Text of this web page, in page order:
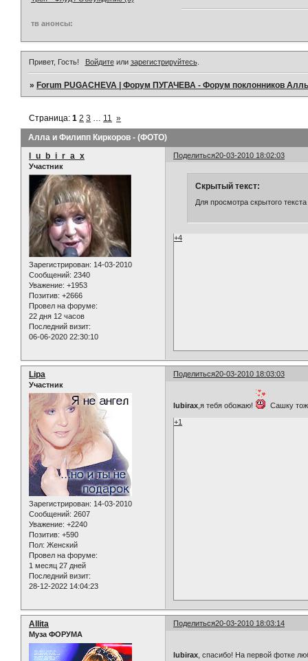
тв анонсы:
Привет, Гость! Войдитеили зарегистрируйтесь.
»Forum PUGACHEVA | Форум ПУГАЧЕВА - Форум поклонников
Алла и Филипп Киркоров - (ФОТО)
Страница:1 2 3 … 11 »
Поделиться20-03-2010 18:02:03
l_u_b_i_r_a_x
Участник
Зарегистрирован: 14-03-2010
Сообщений: 2340
Уважение: +1953
Позитив: +2666
Провел на форуме:
22 дня 12 часов
Последний визит:
06-06-2020 22:30:10
Скрытый текст:
Для просмотра скрытого
+4
Поделиться20-03-2010 18:03:03
Lipa
Участник
Зарегистрирован: 14-03-2010
Сообщений: 2607
Уважение: +2240
Позитив: +590
Пол: Женский
Провел на форуме:
1 месяц 27 дней
Последний визит:
28-12-2022 14:04:23
lubirax ,я тебя обожаю!
Сашку
+1
Поделиться20-03-2010 18:03:14
Allita
Муза ФОРУМА
lubirax , спасибо! На первой фотке